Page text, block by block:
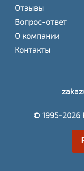
Отзывы
Вопрос-ответ
О компании
Контакты
© 1995-2026